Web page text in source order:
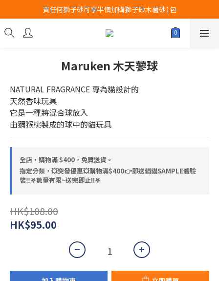
Airbuggy 全線現貨8折！立即點擊火速搶購
買任何獅子砂可享半價加購獅子砂木薯砂1包
Airbuggy 全線現貨8折！立即點擊火速搶購
Maruken 木天蓼球
NATURAL FRAGRANCE 專為貓設計的
天然香味玩具
它是一種將混合球放入
由獼猴桃製成的球中的貓玩具
全店，購物滿 $400，免費送貨。
指定分類，💥突發優惠💥購物滿$400👉即送貓貓SAMPLE體驗
裝‼️𖤐數量有限~送完即止!!𖤐
HK$108.00
HK$95.00